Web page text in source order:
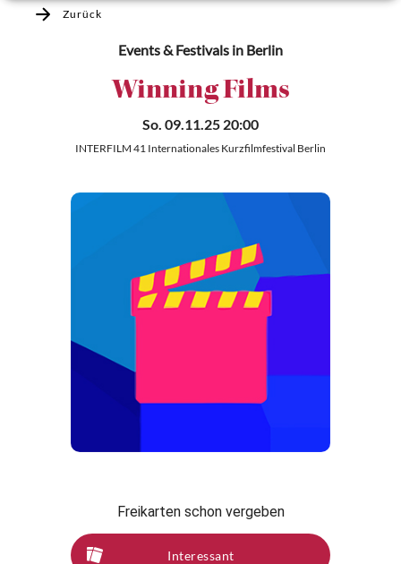
Zurück
Events & Festivals in Berlin
Winning Films
So. 09.11.25 20:00
INTERFILM 41 Internationales Kurzfilmfestival Berlin
Freikarten schon vergeben
Interessant